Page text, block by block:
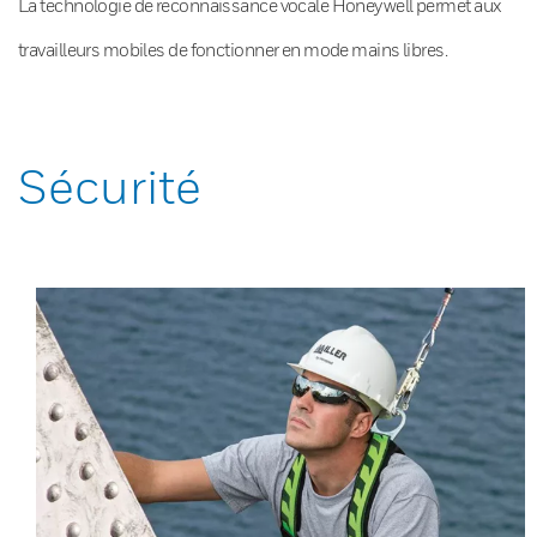
La technologie de reconnaissance vocale Honeywell permet aux
travailleurs mobiles de fonctionner en mode mains libres.
Sécurité